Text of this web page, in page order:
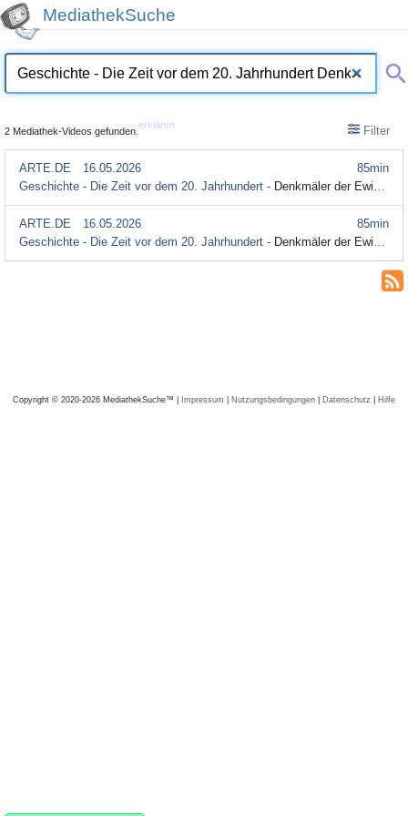
MediathekSuche
2 Mediathek-Videos gefunden.
erklären Filter
85min
ARTE.DE
16.05.2026
Geschichte - Die Zeit vor dem 20. Jahrhundert - Denkmäler der Ewigkeit - Wo Löwen Aufzug fahren: Das Kolosseum in Rom
85min
ARTE.DE
16.05.2026
Geschichte - Die Zeit vor dem 20. Jahrhundert - Denkmäler der Ewigkeit - Wo Löwen Aufzug fahren: Das Kolosseum in Rom (mit Untertitel)
Copyright © 2020-2026 MediathekSuche™ | Impressum | Nutzungsbedingungen | Datenschutz | Hilfe